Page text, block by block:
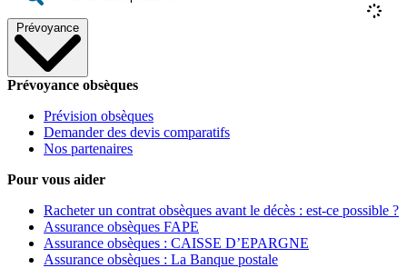
Prévoyance
Prévoyance obsèques
Prévision obsèques
Demander des devis comparatifs
Nos partenaires
Pour vous aider
Racheter un contrat obsèques avant le décès : est-ce possible ?
Assurance obsèques FAPE
Assurance obsèques : CAISSE D’EPARGNE
Assurance obsèques : La Banque postale